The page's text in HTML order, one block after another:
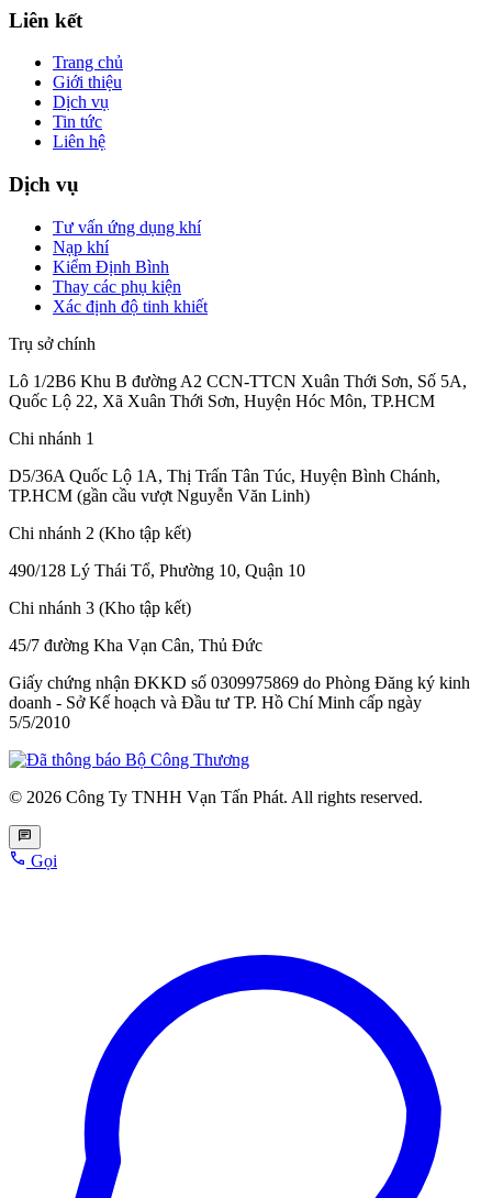
Liên kết
Trang chủ
Giới thiệu
Dịch vụ
Tin tức
Liên hệ
Dịch vụ
Tư vấn ứng dụng khí
Nạp khí
Kiểm Định Bình
Thay các phụ kiện
Xác định độ tinh khiết
Trụ sở chính
Lô 1/2B6 Khu B đường A2 CCN-TTCN Xuân Thới Sơn, Số 5A,
Quốc Lộ 22, Xã Xuân Thới Sơn, Huyện Hóc Môn, TP.HCM
Chi nhánh 1
D5/36A Quốc Lộ 1A, Thị Trấn Tân Túc, Huyện Bình Chánh,
TP.HCM (gần cầu vượt Nguyễn Văn Linh)
Chi nhánh 2 (Kho tập kết)
490/128 Lý Thái Tổ, Phường 10, Quận 10
Chi nhánh 3 (Kho tập kết)
45/7 đường Kha Vạn Cân, Thủ Đức
Giấy chứng nhận ĐKKD số 0309975869 do Phòng Đăng ký kinh
doanh - Sở Kế hoạch và Đầu tư TP. Hồ Chí Minh cấp ngày
5/5/2010
© 2026 Công Ty TNHH Vạn Tấn Phát. All rights reserved.
Gọi